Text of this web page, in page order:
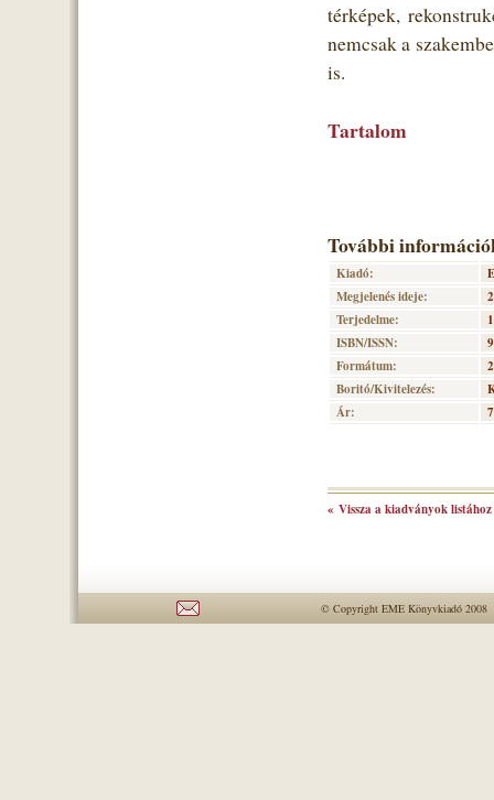
térképek,
nemcsak a
is.
Tartalom
További
Kiadó:
Megjelenés ideje:
Terjedelme:
ISBN/ISSN:
Formátum:
Boritó/Kivitelezés:
Ár:
« Vissza a kiadványok listához
© Copyright EME Könyvkiadó 2008